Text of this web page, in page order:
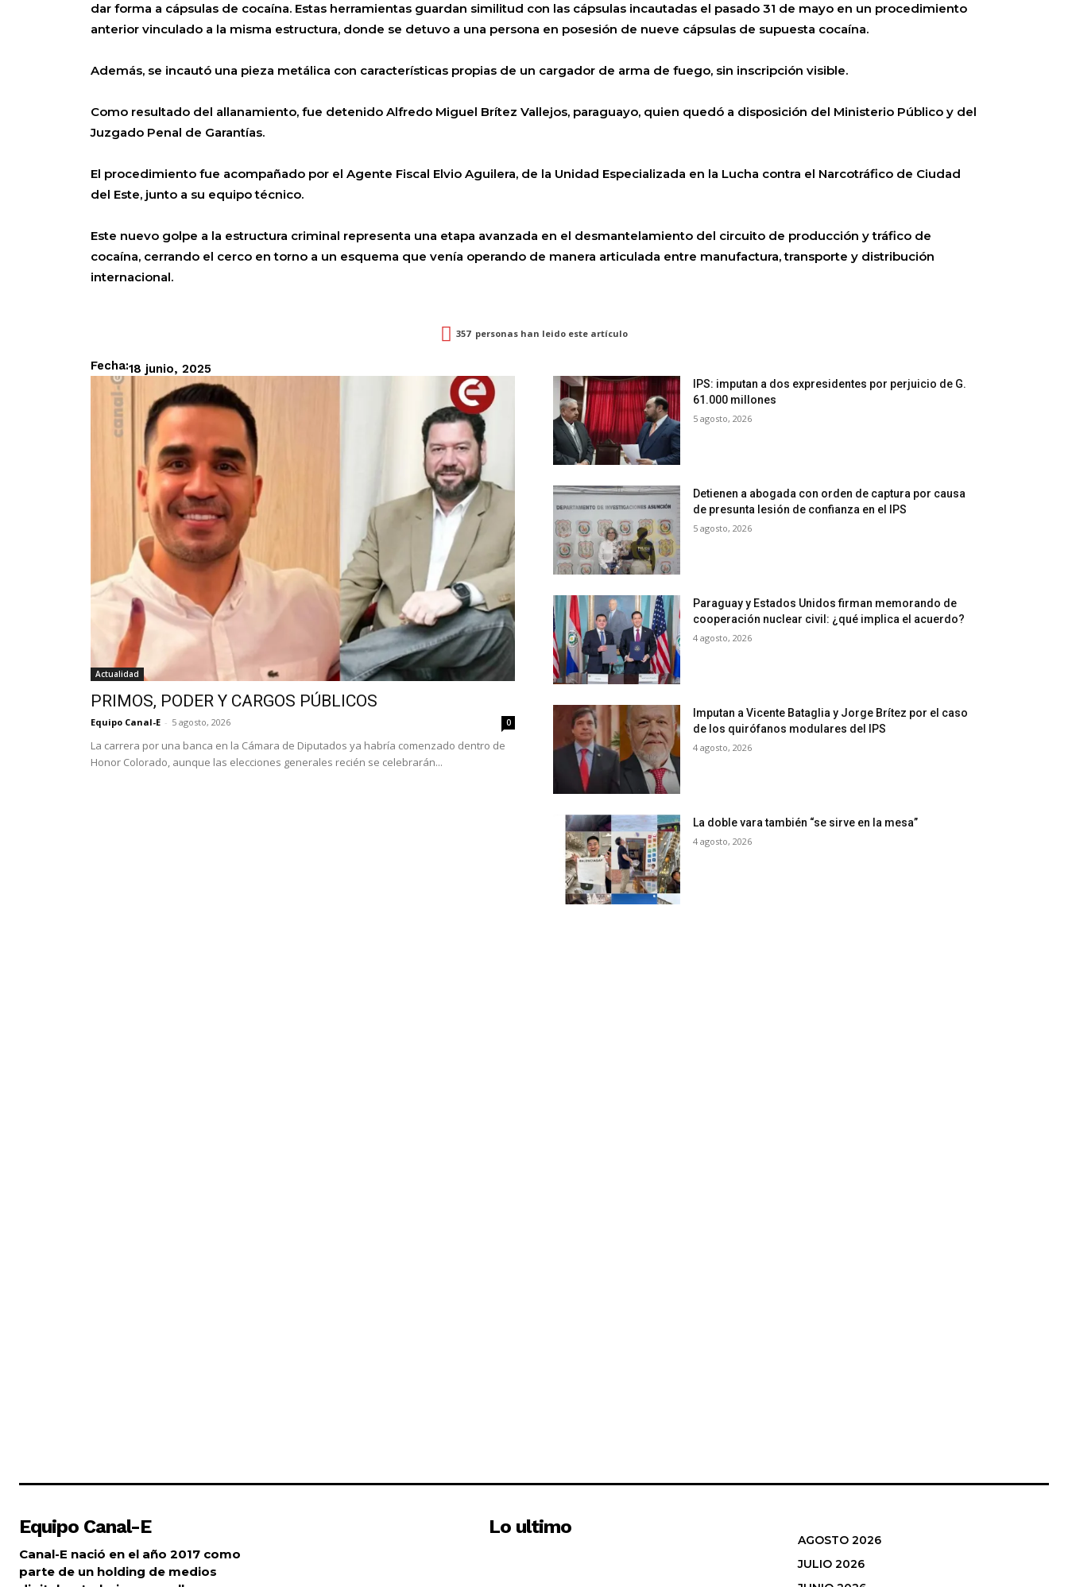
dar forma a cápsulas de cocaína. Estas herramientas guardan similitud con las cápsulas incautadas el pasado 31 de mayo en un procedimiento
anterior vinculado a la misma estructura, donde se detuvo a una persona en posesión de nueve cápsulas de supuesta cocaína.
Además, se incautó una pieza metálica con características propias de un cargador de arma de fuego, sin inscripción visible.
Como resultado del allanamiento, fue detenido Alfredo Miguel Brítez Vallejos, paraguayo, quien quedó a disposición del Ministerio Público y del
Juzgado Penal de Garantías.
El procedimiento fue acompañado por el Agente Fiscal Elvio Aguilera, de la Unidad Especializada en la Lucha contra el Narcotráfico de Ciudad
del Este, junto a su equipo técnico.
Este nuevo golpe a la estructura criminal representa una etapa avanzada en el desmantelamiento del circuito de producción y tráfico de
cocaína, cerrando el cerco en torno a un esquema que venía operando de manera articulada entre manufactura, transporte y distribución
internacional.
357 personas han leido este artículo
Fecha:18 junio, 2025
Actualidad
PRIMOS, PODER Y CARGOS PÚBLICOS
Equipo Canal-E - 5 agosto, 2026 0
La carrera por una banca en la Cámara de Diputados ya habría comenzado dentro de
Honor Colorado, aunque las elecciones generales recién se celebrarán...
IPS: imputan a dos expresidentes por perjuicio de G.
61.000 millones
5 agosto, 2026
Detienen a abogada con orden de captura por causa
de presunta lesión de confianza en el IPS
5 agosto, 2026
Paraguay y Estados Unidos firman memorando de
cooperación nuclear civil: ¿qué implica el acuerdo?
4 agosto, 2026
Imputan a Vicente Bataglia y Jorge Brítez por el caso
de los quirófanos modulares del IPS
4 agosto, 2026
La doble vara también “se sirve en la mesa”
4 agosto, 2026
Equipo Canal-E
Canal-E nació en el año 2017 como
parte de un holding de medios
Lo ultimo
AGOSTO 2026
JULIO 2026